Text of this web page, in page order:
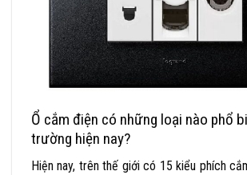
Ổ cắm điện có những loại nào phổ
trường hiện nay?
Hiện nay, trên thế giới có 15 kiểu phích